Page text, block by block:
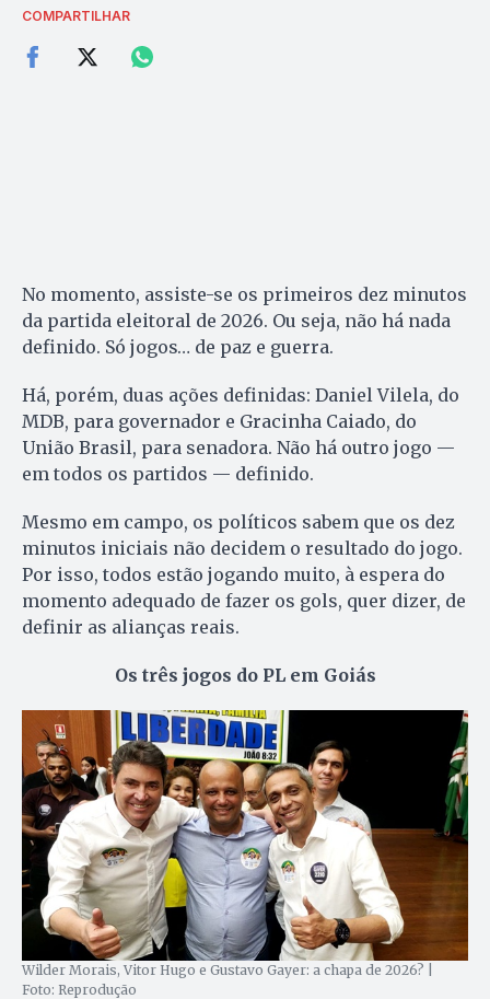
COMPARTILHAR
No momento, assiste-se os primeiros dez minutos
da partida eleitoral de 2026. Ou seja, não há nada
definido. Só jogos… de paz e guerra.
Há, porém, duas ações definidas: Daniel Vilela, do
MDB, para governador e Gracinha Caiado, do
União Brasil, para senadora. Não há outro jogo —
em todos os partidos — definido.
Mesmo em campo, os políticos sabem que os dez
minutos iniciais não decidem o resultado do jogo.
Por isso, todos estão jogando muito, à espera do
momento adequado de fazer os gols, quer dizer, de
definir as alianças reais.
Os três jogos do PL em Goiás
Wilder Morais, Vitor Hugo e Gustavo Gayer: a chapa de 2026? |
Foto: Reprodução